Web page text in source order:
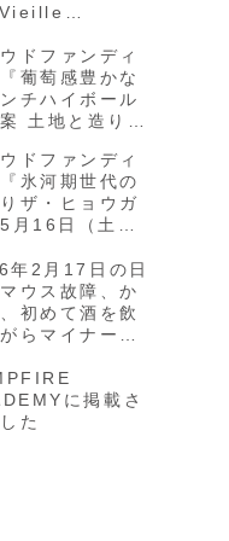
ドファンディ
葡萄感豊かな
チハイボール
土地と造り手
日本へ』プロ
トが3月26日
タート
ドファンディ
氷河期世代の
ザ・ヒョウガ
月16日（土）
！』プロジェ
4月16日から
ト
年2月17日の日
ウス故障、か
初めて酒を飲
らマイナーガ
に掲載さ
た